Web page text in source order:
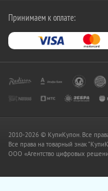
Принимаем к оплате:
2010-2026 © КупиКупон. Все
Все права на товарный знак
OOO «Агентство цифровых